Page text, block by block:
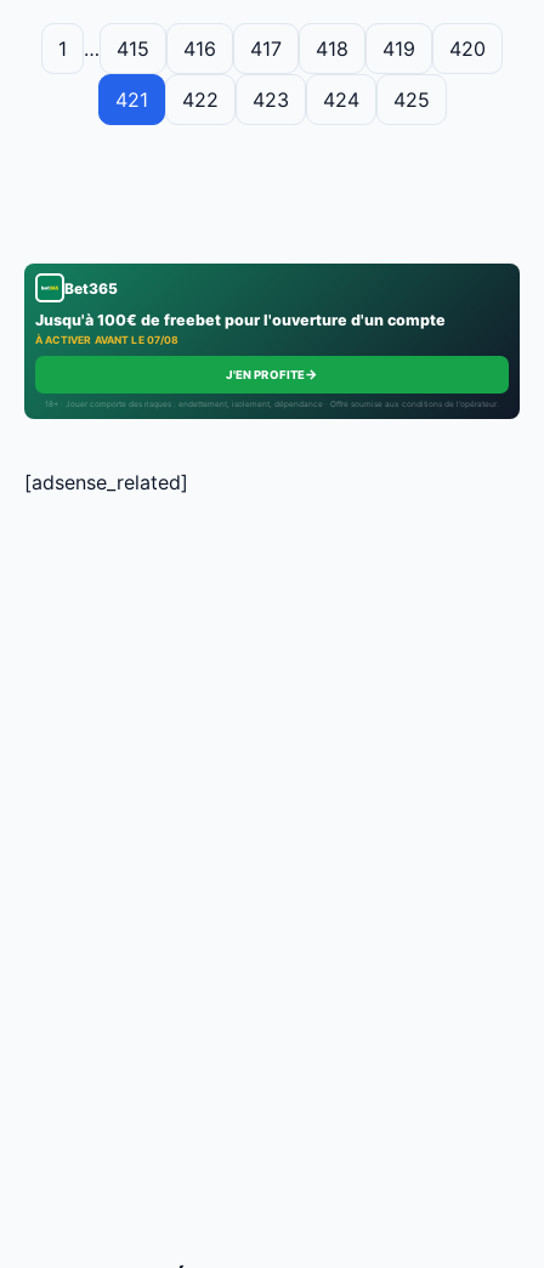
1 … 415 416 417 418 419 420
421 422 423 424 425
Bet365
Jusqu'à 100€ de freebet pour l'ouverture d'un compte
À ACTIVER AVANT LE 07/08
J'EN PROFITE→
18+ · Jouer comporte des risques : endettement, isolement, dépendance · Offre soumise aux conditions de l’opérateur.
[adsense_related]